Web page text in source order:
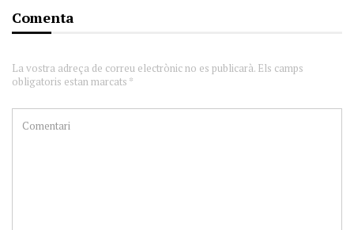
Comenta
La vostra adreça de correu electrònic no es publicarà. Els camps
obligatoris estan marcats *